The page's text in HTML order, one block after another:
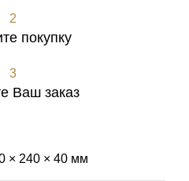
2
покупку
3
Ваш заказ
× 240 × 40 мм